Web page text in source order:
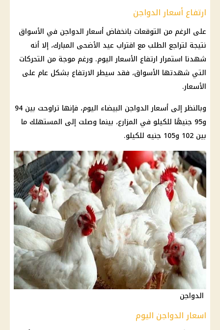
ارتفاع أسعار الدواجن
على الرغم من التوقعات بانخفاض أسعار الدواجن في الأسواق
نتيجة لتراجع الطلب مع اقتراب عيد الأضحى المبارك، إلا أنه
شهدنا استمرار ارتفاع الأسعار اليوم. ورغم موجة من التحركات
التي شهدتها الأسواق، فقد سيطر الارتفاع بشكل عام على
الأسعار.
وبالنظر إلى أسعار الدواجن البيضاء اليوم، فإنها تراوحت بين 94
و95 جنيهًا للكيلو في المزارع، بينما وصلت إلى المستهلك ما
بين 102 و105 جنيه للكيلو.
الدواجن
اسعار الدواجن اليوم